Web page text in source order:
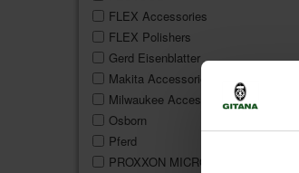
FLEX Accessories
FLEX Polishers
Gerd Eisenblatter
Makita Accessories
Milwaukee Accessories
Osborn
Pferd
PROXXON MICROMOT